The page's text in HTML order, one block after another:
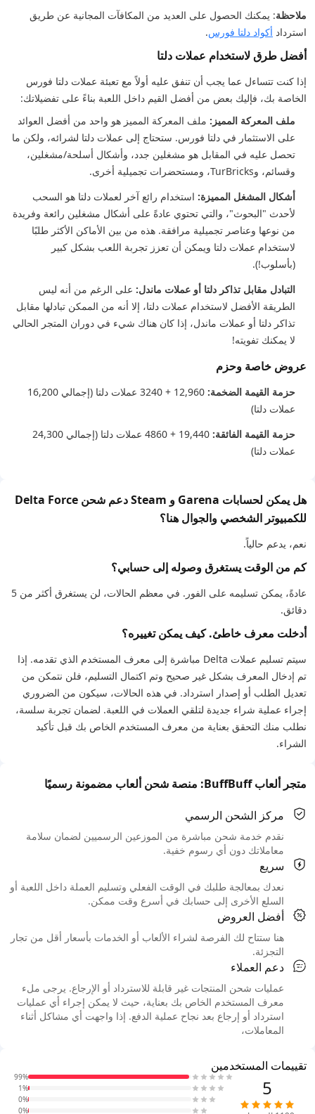
ملاحظة: يمكنك الحصول على العديد من المكافآت المجانية عن طريق
استرداد أكواد دلتا فورس.
أفضل طرق لاستخدام عملات دلتا
إذا كنت تتساءل عما يجب أن تنفق عليه أولاً مع تعبئة عملات دلتا فورس
الخاصة بك، فإليك بعض من أفضل القيم داخل اللعبة بناءً على تفضيلاتك:
ملف المعركة المميز: ملف المعركة المميز هو واحد من أفضل العوائد
على الاستثمار في دلتا فورس. ستحتاج إلى عملات دلتا لشرائه، ولكن ما
تحصل عليه في المقابل هو مشغلين جدد، وأشكال أسلحة/مشغلين،
وقسائم، وTurBricks، ومستحضرات تجميلية أخرى.
أشكال المشغل المميزة: استخدام رائع آخر لعملات دلتا هو السحب
لأحدث "البحوث"، والتي تحتوي عادةً على أشكال مشغلين رائعة وفريدة
من نوعها وعناصر تجميلية مرافقة. هذه من بين الأماكن الأكثر طلبًا
لاستخدام عملات دلتا ويمكن أن تعزز تجربة اللعب بشكل كبير
(بأسلوب!).
التبادل مقابل تذاكر دلتا أو عملات ماندل: على الرغم من أنه ليس
الطريقة الأفضل لاستخدام عملات دلتا، إلا أنه من الممكن تبادلها مقابل
تذاكر دلتا أو عملات ماندل، إذا كان هناك شيء في دوران المتجر الحالي
لا يمكنك تفويته!
عروض خاصة وحزم
حزمة القيمة الضخمة:
12,960 + 3240 عملات دلتا (إجمالي 16,200
عملات دلتا)
حزمة القيمة الفائقة:
19,440 + 4860 عملات دلتا (إجمالي 24,300
عملات دلتا)
هل يمكن لحسابات Garena و Steam دعم شحن Delta Force
للكمبيوتر الشخصي والجوال هنا؟
نعم، يدعم حالياً.
كم من الوقت يستغرق وصوله إلى حسابي؟
عادةً، يمكن تسليمه على الفور. في معظم الحالات، لن يستغرق أكثر من 5
دقائق.
أدخلت معرف خاطئ. كيف يمكن تغييره؟
سيتم تسليم عملات Delta مباشرة إلى معرف المستخدم الذي تقدمه. إذا
تم إدخال المعرف بشكل غير صحيح وتم اكتمال التسليم، فلن نتمكن من
تعديل الطلب أو إصدار استرداد. في هذه الحالات، سيكون من الضروري
إجراء عملية شراء جديدة لتلقي العملات في اللعبة. لضمان تجربة سلسة،
نطلب منك التحقق بعناية من معرف المستخدم الخاص بك قبل تأكيد
الشراء.
متجر ألعاب BuffBuff: منصة شحن ألعاب مضمونة رسميًا
مركز الشحن الرسمي
نقدم خدمة شحن مباشرة من الموزعين الرسميين لضمان سلامة
معاملاتك دون أي رسوم خفية.
سريع
نعدك بمعالجة طلبك في الوقت الفعلي وتسليم العملة داخل اللعبة أو
السلع الأخرى إلى حسابك في أسرع وقت ممكن.
أفضل العروض
هنا ستتاح لك الفرصة لشراء الألعاب أو الخدمات بأسعار أقل من تجار
التجزئة.
دعم العملاء
عمليات شحن المنتجات غير قابلة للاسترداد أو الإرجاع. يرجى ملء
معرف المستخدم الخاص بك بعناية، حيث لا يمكن إجراء أي عمليات
استرداد أو إرجاع بعد نجاح عملية الدفع. إذا واجهت أي مشاكل أثناء
المعاملات،
تقييمات المستخدمين
5
99%
1%
0%
0%